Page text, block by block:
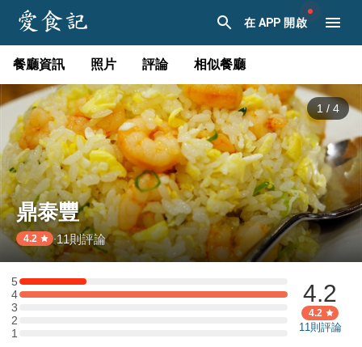
在 APP 開啟
餐廳資訊 照片 評論 相似餐廳
1/ 4
鼎泰豐
4.2 ·11則評論
5
5 星：1 則評論
4
4 星：4 則評論
3
3 星：0 則評論
2
2 星：0 則評論
11 星：0 則評論
4.2
4.2
11則評論